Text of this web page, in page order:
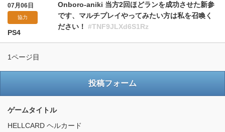
07月06日
協力
PS4
Onboro-aniki 当方2回ほどランを成功させた新参
です、マルチプレイやってみたい方は私を召喚く
ださい！ #TNF9JLXd6S1Rz
1ページ目
投稿フォーム
ゲームタイトル
HELLCARD ヘルカード